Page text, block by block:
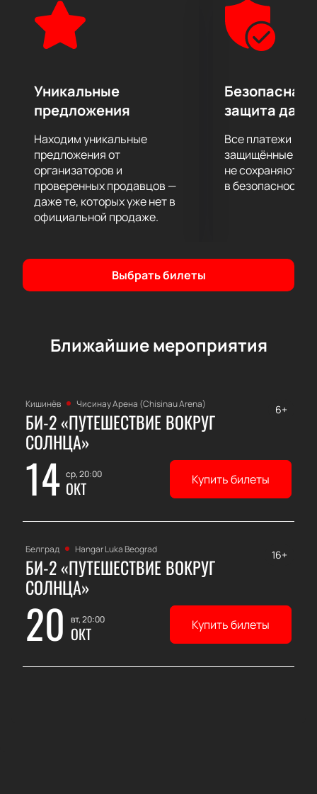
Уникальные
предложения
Находим уникальные
предложения от
организаторов и
проверенных продавцов —
даже те, которых уже нет в
официальной продаже.
Безопасная
защита
Все платежи
защищённые
не сохраняются
в безопасности.
Выбрать билеты
Ближайшие мероприятия
Кишинёв Чисинау Арена (Chisinau Arena)
БИ-2 «ПУТЕШЕСТВИЕ ВОКРУГ
СОЛНЦА»
14 ср, 20:00
ОКТ
6+
Купить билеты
Белград Hangar Luka Beograd
БИ-2 «ПУТЕШЕСТВИЕ ВОКРУГ
СОЛНЦА»
20 вт, 20:00
ОКТ
16+
Купить билеты